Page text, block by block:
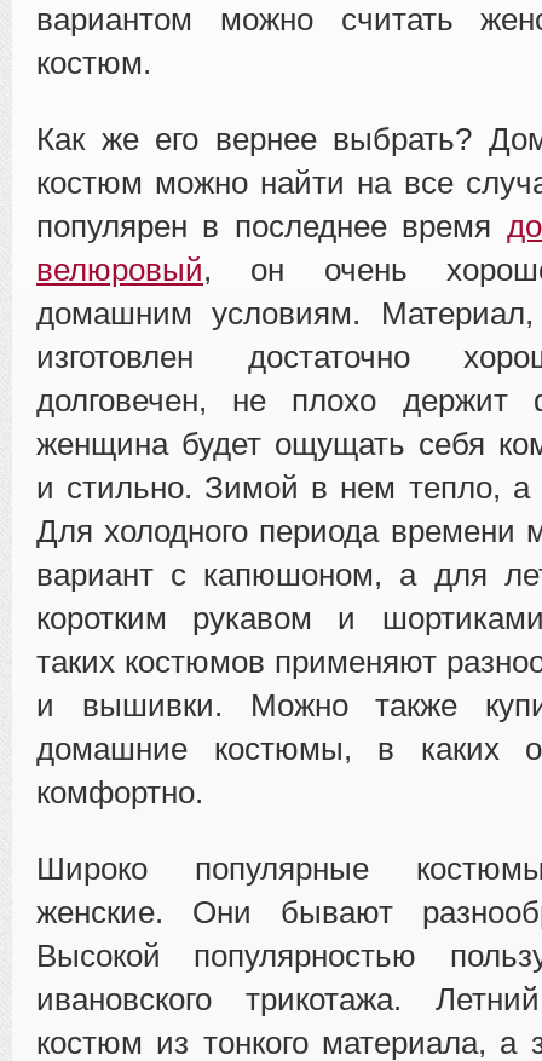
вариантом можно считать
костюм.
Как же его вернее выбрать?
костюм можно найти на все
популярен в последнее время
велюровый, он очень
домашним условиям. Материал,
изготовлен достаточно
долговечен, не плохо
женщина будет ощущать себя
и стильно. Зимой в нем тепло, а
Для холодного периода времени
вариант с капюшоном, а для
коротким рукавом и
таких костюмов применяют
и вышивки. Можно также
домашние костюмы, в каких
комфортно.
Широко популярные
женские. Они бывают
Высокой популярностью
ивановского трикотажа.
костюм из тонкого материала, а